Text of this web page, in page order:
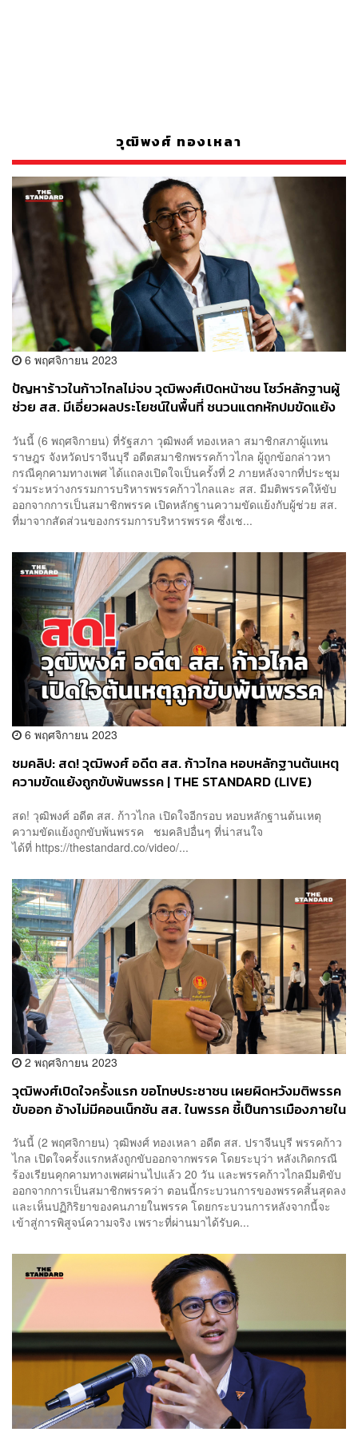
วุฒิพงศ์ ทองเหลา
6 พฤศจิกายน 2023
ปัญหาร้าวในก้าวไกลไม่จบ วุฒิพงศ์เปิดหน้าชน โชว์หลักฐานผู้
ช่วย สส. มีเอี่ยวผลประโยชน์ในพื้นที่ ชนวนแตกหักปมขัดแย้ง
วันนี้ (6 พฤศจิกายน) ที่รัฐสภา วุฒิพงศ์ ทองเหลา สมาชิกสภาผู้แทน
ราษฎร จังหวัดปราจีนบุรี อดีตสมาชิกพรรคก้าวไกล ผู้ถูกข้อกล่าวหา
กรณีคุกคามทางเพศ ได้แถลงเปิดใจเป็นครั้งที่ 2 ภายหลังจากที่ประชุม
ร่วมระหว่างกรรมการบริหารพรรคก้าวไกลและ สส. มีมติพรรคให้ขับ
ออกจากการเป็นสมาชิกพรรค เปิดหลักฐานความขัดแย้งกับผู้ช่วย สส.
ที่มาจากสัดส่วนของกรรมการบริหารพรรค ซึ่งเช...
6 พฤศจิกายน 2023
ชมคลิป: สด! วุฒิพงศ์ อดีต สส. ก้าวไกล หอบหลักฐานต้นเหตุ
ความขัดแย้งถูกขับพ้นพรรค | THE STANDARD (LIVE)
สด! วุฒิพงศ์ อดีต สส. ก้าวไกล เปิดใจอีกรอบ หอบหลักฐานต้นเหตุ
ความขัดแย้งถูกขับพ้นพรรค ชมคลิปอื่นๆ ที่น่าสนใจ
ได้ที่ https://thestandard.co/video/...
2 พฤศจิกายน 2023
วุฒิพงศ์เปิดใจครั้งแรก ขอโทษประชาชน เผยผิดหวังมติพรรค
ขับออก อ้างไม่มีคอนเน็กชัน สส. ในพรรค ชี้เป็นการเมืองภายใน
วันนี้ (2 พฤศจิกายน) วุฒิพงศ์ ทองเหลา อดีต สส. ปราจีนบุรี พรรคก้าว
ไกล เปิดใจครั้งแรกหลังถูกขับออกจากพรรค โดยระบุว่า หลังเกิดกรณี
ร้องเรียนคุกคามทางเพศผ่านไปแล้ว 20 วัน และพรรคก้าวไกลมีมติขับ
ออกจากการเป็นสมาชิกพรรคว่า ตอนนี้กระบวนการของพรรคสิ้นสุดลง
และเห็นปฏิกิริยาของคนภายในพรรค โดยกระบวนการหลังจากนี้จะ
เข้าสู่การพิสูจน์ความจริง เพราะที่ผ่านมาได้รับค...